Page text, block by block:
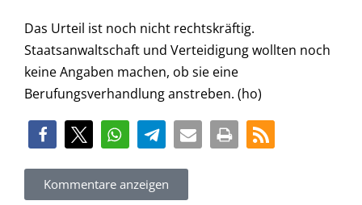
Das Urteil ist noch nicht rechtskräftig.
Staatsanwaltschaft und Verteidigung wollten noch
keine Angaben machen, ob sie eine
Berufungsverhandlung anstreben. (ho)
Kommentare anzeigen